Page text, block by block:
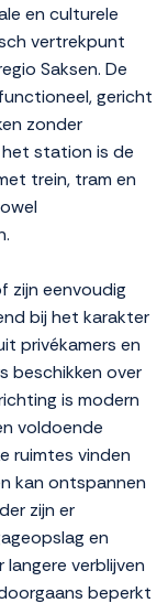
en culturele
vertrekpunt
Saksen. De
gericht
zonder
het station is de
trein, tram en
zijn eenvoudig
bij het karakter
privékamers en
beschikken over
is modern
voldoende
ruimtes vinden
kan ontspannen
zijn er
en
verblijven
beperkt